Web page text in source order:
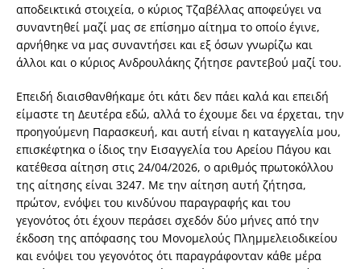
αποδεικτικά στοιχεία, ο κύριος Τζαβέλλας αποφεύγει να
συναντηθεί μαζί μας σε επίσημο αίτημα το οποίο έγινε,
αρνήθηκε να μας συναντήσει και εξ όσων γνωρίζω και
άλλοι και ο κύριος Ανδρουλάκης ζήτησε ραντεβού μαζί του.
Επειδή διαισθανθήκαμε ότι κάτι δεν πάει καλά και επειδή
είμαστε τη Δευτέρα εδώ, αλλά το έχουμε δει να έρχεται, την
προηγούμενη Παρασκευή, και αυτή είναι η καταγγελία μου,
επισκέφτηκα ο ίδιος την Εισαγγελία του Αρείου Πάγου και
κατέθεσα αίτηση στις 24/04/2026, ο αριθμός πρωτοκόλλου
της αίτησης είναι 3247. Με την αίτηση αυτή ζήτησα,
πρώτον, ενόψει του κινδύνου παραγραφής και του
γεγονότος ότι έχουν περάσει σχεδόν δύο μήνες από την
έκδοση της απόφασης του Μονομελούς Πλημμελειοδικείου
και ενόψει του γεγονότος ότι παραγράφονταν κάθε μέρα